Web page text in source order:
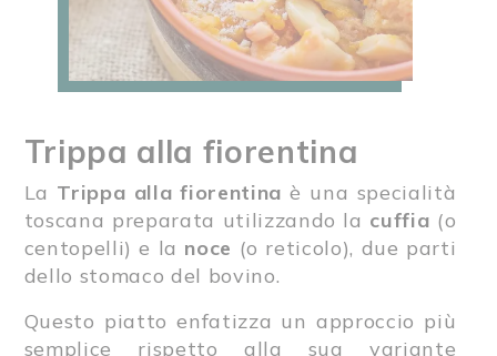
Trippa alla fiorentina
La Trippa alla fiorentinaè una specialità
toscana preparata utilizzando la cuffia (o
centopelli) e la noce (o reticolo), due parti
dello stomaco del bovino.
Questo piatto enfatizza un approccio più
semplice rispetto alla sua variante